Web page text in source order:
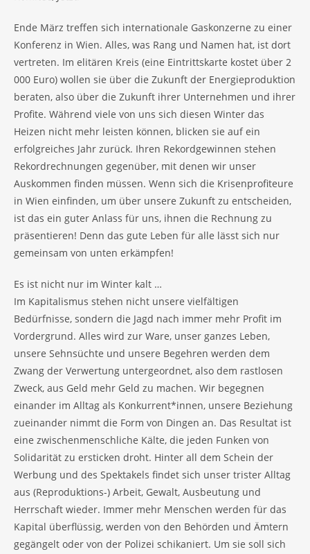
Ende März treffen sich internationale Gaskonzerne zu einer
Konferenz in Wien. Alles, was Rang und Namen hat, ist dort
vertreten. Im elitären Kreis (eine Eintrittskarte kostet über 2
000 Euro) wollen sie über die Zukunft der Energieproduktion
beraten, also über die Zukunft ihrer Unternehmen und ihrer
Profite. Während viele von uns sich diesen Winter das
Heizen nicht mehr leisten können, blicken sie auf ein
erfolgreiches Jahr zurück. Ihren Rekordgewinnen stehen
Rekordrechnungen gegenüber, mit denen wir unser
Auskommen finden müssen. Wenn sich die Krisenprofiteure
in Wien einfinden, um über unsere Zukunft zu entscheiden,
ist das ein guter Anlass für uns, ihnen die Rechnung zu
präsentieren! Denn das gute Leben für alle lässt sich nur
gemeinsam von unten erkämpfen!
Es ist nicht nur im Winter kalt …
Im Kapitalismus stehen nicht unsere vielfältigen
Bedürfnisse, sondern die Jagd nach immer mehr Profit im
Vordergrund. Alles wird zur Ware, unser ganzes Leben,
unsere Sehnsüchte und unsere Begehren werden dem
Zwang der Verwertung untergeordnet, also dem rastlosen
Zweck, aus Geld mehr Geld zu machen. Wir begegnen
einander im Alltag als Konkurrent*innen, unsere Beziehung
zueinander nimmt die Form von Dingen an. Das Resultat ist
eine zwischenmenschliche Kälte, die jeden Funken von
Solidarität zu ersticken droht. Hinter all dem Schein der
Werbung und des Spektakels findet sich unser trister Alltag
aus (Reproduktions-) Arbeit, Gewalt, Ausbeutung und
Herrschaft wieder. Immer mehr Menschen werden für das
Kapital überflüssig, werden von den Behörden und Ämtern
gegängelt oder von der Polizei schikaniert. Um sie soll sich